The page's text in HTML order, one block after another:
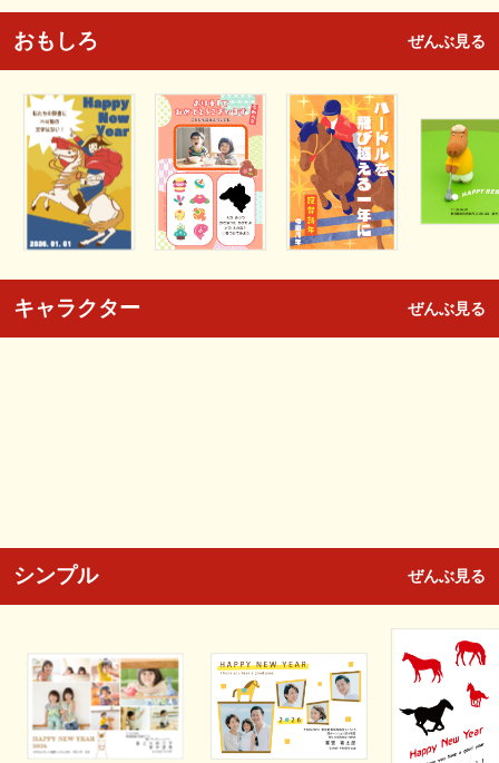
おもしろ ぜんぶ見る
キャラクター ぜんぶ見る
シンプル ぜんぶ見る